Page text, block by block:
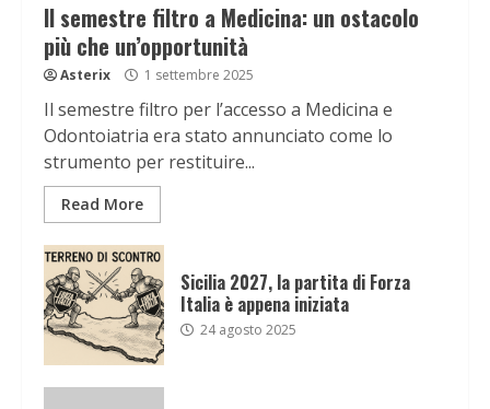
Il semestre filtro a Medicina: un ostacolo
più che un’opportunità
Asterix 1 settembre 2025
Il semestre filtro per l’accesso a Medicina e
Odontoiatria era stato annunciato come lo
strumento per restituire...
Read More
Sicilia 2027, la partita di Forza
Italia è appena iniziata
24 agosto 2025